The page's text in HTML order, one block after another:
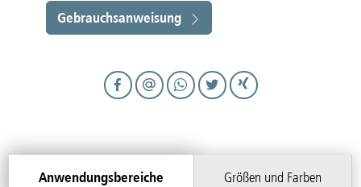
Gebrauchsanweisung
Anwendungsbereiche Größen und Farben